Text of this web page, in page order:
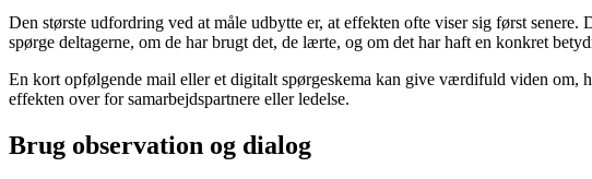
Den største udfordring ved at måle udbytte er, at effekten ofte viser sig først
spørge deltagerne, om de har brugt det, de lærte, og om det har haft en konkret
En kort opfølgende mail eller et digitalt spørgeskema kan give værdifuld viden om,
effekten over for samarbejdspartnere eller ledelse.
Brug observation og dialog